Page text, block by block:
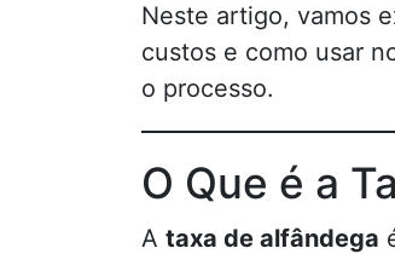
Neste artigo, vamos
custos e como usar
o processo.
O Que é a
A taxa de alfândega